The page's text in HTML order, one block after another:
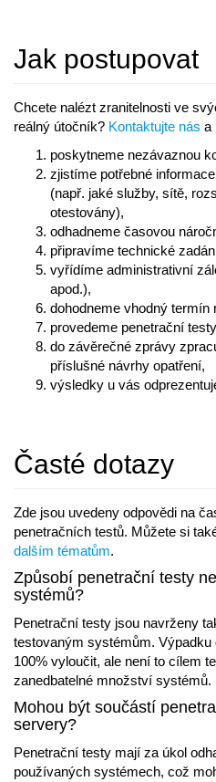
Jak postupovat
Chcete nalézt zranitelnosti ve
reálný útočník? Kontaktujte nás a
poskytneme nezávaznou
zjistíme potřebné
(např. jaké služby, sítě,
otestovány),
odhadneme časovou
připravíme technické
vyřídíme administrativní
apod.),
dohodneme vhodný termín
provedeme penetrační
do závěrečné zprávy
příslušné návrhy opatření,
výsledky u vás
Časté dotazy
Zde jsou uvedeny odpovědi na
penetračních testů. Můžete si
dalším tématům.
Způsobí penetrační testy
systémů?
Penetrační testy jsou navrženy
testovaným systémům.
100% vyloučit, ale není to cílem
zanedbatelné množství systémů.
Mohou být součástí
servery?
Penetrační testy mají za úkol
používaných systémech, což